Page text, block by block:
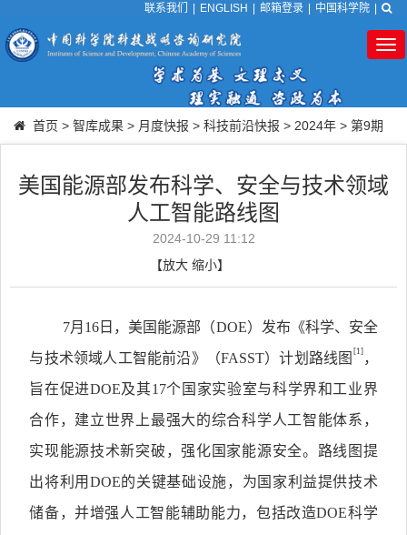
联系我们 ENGLISH 邮箱登录 中国科学院
首页 > 智库成果 > 月度快报 > 科技前沿快报 > 2024年 > 第9期
美国能源部发布科学、安全与技术领域
人工智能路线图
2024-10-29 11:12
【放大 缩小】
7月16日，美国能源部（DOE）发布《科学、安全
与技术领域人工智能前沿》（FASST）计划路线图 [1]，
旨在促进DOE及其17个国家实验室与科学界和工业界
合作，建立世界上最强大的综合科学人工智能体系，
实现能源技术新突破，强化国家能源安全。路线图提
出将利用DOE的关键基础设施，为国家利益提供技术
储备，并增强人工智能辅助能力，包括改造DOE科学